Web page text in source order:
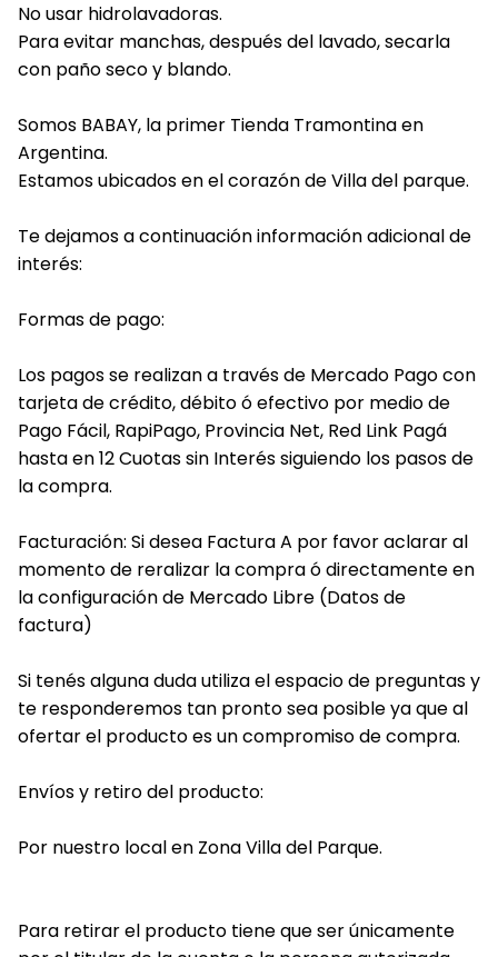
No usar hidrolavadoras.
Para evitar manchas, después del lavado, secarla
con paño seco y blando.
Somos BABAY, la primer Tienda Tramontina en
Argentina.
Estamos ubicados en el corazón de Villa del parque.
Te dejamos a continuación información adicional de
interés:
Formas de pago:
Los pagos se realizan a través de Mercado Pago con
tarjeta de crédito, débito ó efectivo por medio de
Pago Fácil, RapiPago, Provincia Net, Red Link Pagá
hasta en 12 Cuotas sin Interés siguiendo los pasos de
la compra.
Facturación: Si desea Factura A por favor aclarar al
momento de reralizar la compra ó directamente en
la configuración de Mercado Libre (Datos de
factura)
Si tenés alguna duda utiliza el espacio de preguntas y
te responderemos tan pronto sea posible ya que al
ofertar el producto es un compromiso de compra.
Envíos y retiro del producto:
Por nuestro local en Zona Villa del Parque.
Para retirar el producto tiene que ser únicamente